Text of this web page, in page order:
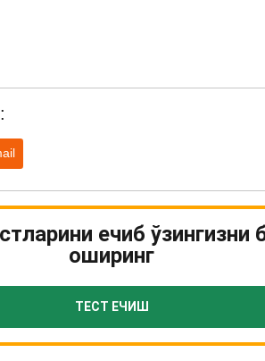
ечиб ўзингизни
оширинг
ТЕСТ ЕЧИШ